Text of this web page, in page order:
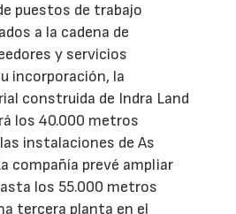
puestos de trabajo
a la cadena de
y servicios
incorporación, la
construida de Indra Land
los 40.000 metros
instalaciones de As
compañía prevé ampliar
los 55.000 metros
tercera planta en el